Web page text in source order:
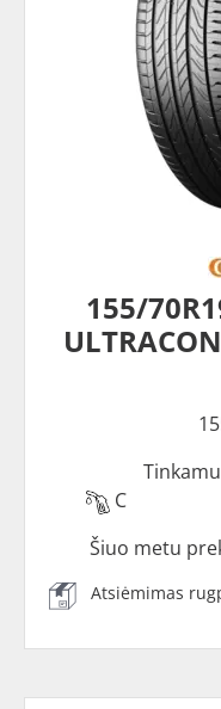
155/
C
Šiuo metu
Atsiėmimas